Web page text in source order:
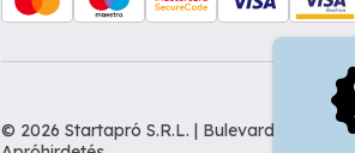
© 2026 Startapró S.R.L. | Bulevardul Dacia